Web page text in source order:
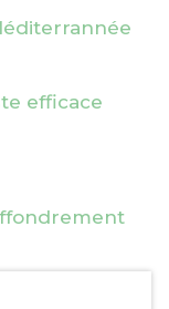
efficace